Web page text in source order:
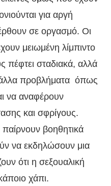
για αργή
σε οργασμό. Οι
μειωμένη λίμπιντο
πέφτει σταδιακά, αλλά
άλλα προβλήματα όπως
να αναφέρουν
και σφρίγους.
βοηθητικά
να εκδηλώσουν μια
ότι η σεξουαλική
χάπι.